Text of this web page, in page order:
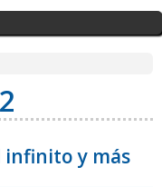
infinito y más